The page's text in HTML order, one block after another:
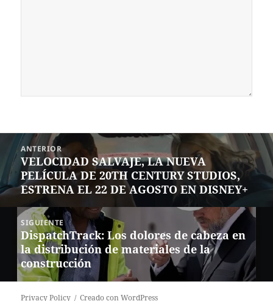
Navegación
entradas
ANTERIOR
Entrada
anterior:
VELOCIDAD SALVAJE, LA NUEVA
PELÍCULA DE 20TH CENTURY STUDIOS,
ESTRENA EL 22 DE AGOSTO EN DISNEY+
SIGUIENTE
Siguiente
entrada:
DispatchTrack: Los dolores de cabeza en
la distribución de materiales de la
construcción
Privacy Policy Creado con WordPress